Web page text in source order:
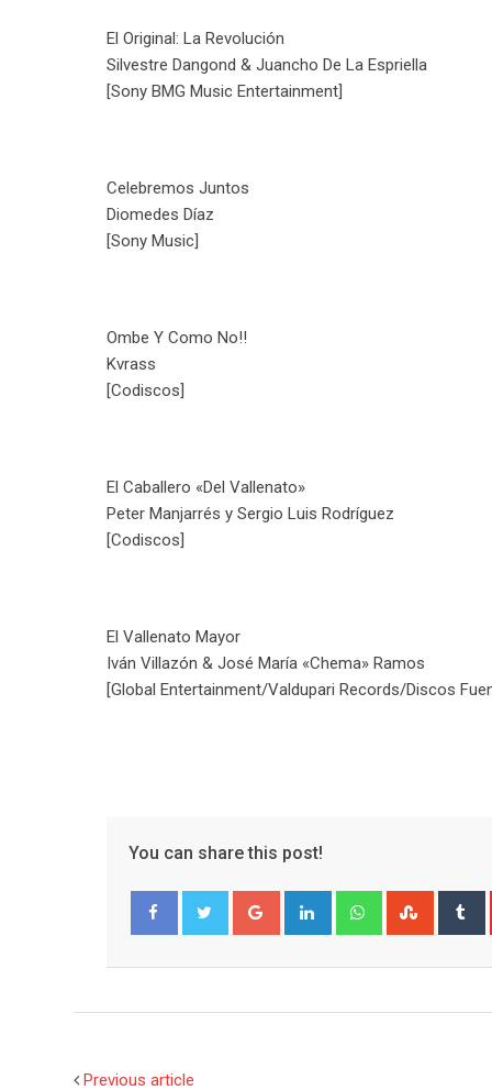
El Original: La Revolución
Silvestre Dangond & Juancho De La Espriella
[Sony BMG Music Entertainment]
Celebremos Juntos
Diomedes Díaz
[Sony Music]
Ombe Y Como No!!
Kvrass
[Codiscos]
El Caballero «Del Vallenato»
Peter Manjarrés y Sergio Luis Rodríguez
[Codiscos]
El Vallenato Mayor
Iván Villazón & José María «Chema» Ramos
[Global Entertainment/Valdupari Records/Discos
You can share this post!
Google+ LinkedIn Whatsapp
Previous article